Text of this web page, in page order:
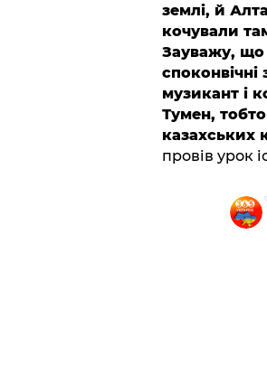
землі, й
кочували
Зауважу, що
музикант і
Тумен,
казахських
провів урок